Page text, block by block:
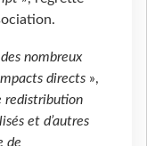
nombreux
directs »,
redistribution
et d’autres
de